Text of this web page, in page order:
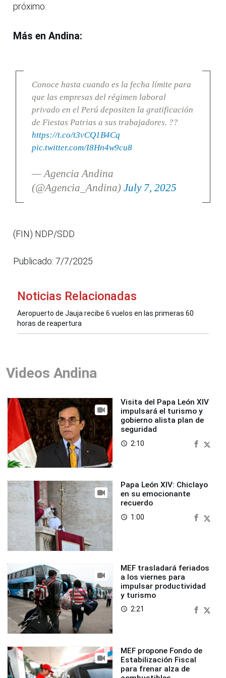
próximo.
Más en Andina:
Conoce hasta cuando es la fecha límite para
que las empresas del régimen laboral
privado en el Perú depositen la gratificación
de Fiestas Patrias a sus trabajadores. ??
https://t.co/t3vCQ1B4Cq
pic.twitter.com/I8Hn4w9cu8
— Agencia Andina
(@Agencia_Andina) July 7, 2025
(FIN) NDP/SDD
Publicado: 7/7/2025
Noticias Relacionadas
Aeropuerto de Jauja recibe 6 vuelos en las primeras 60
horas de reapertura
Videos Andina
Visita del Papa León XIV
impulsará el turismo y
gobierno alista plan de
seguridad
access_time 2:10
Papa León XIV: Chiclayo
en su emocionante
recuerdo
access_time 1:00
MEF trasladará feriados
a los viernes para
impulsar productividad
y turismo
access_time 2:21
MEF propone Fondo de
Estabilización Fiscal
para frenar alza de